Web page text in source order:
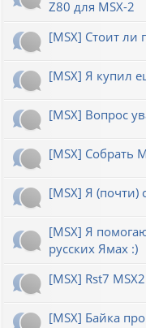
Z80 для MSX-2
[MSX] Стоит ли
[MSX] Я купил
[MSX] Вопрос
[MSX] Собрать
[MSX] Я (почти)
[MSX] Я
русских Ямах :)
[MSX] Rst7
[MSX] Байка